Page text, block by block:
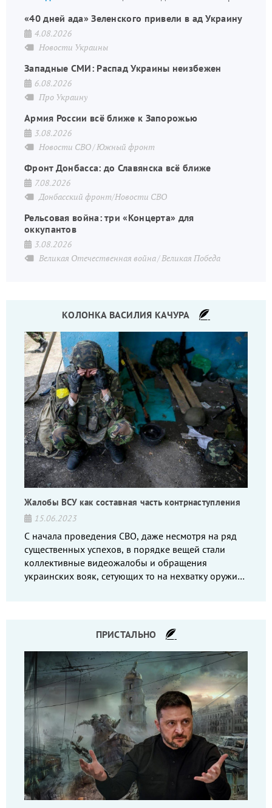
«40 дней ада» Зеленского привели в ад Украину
4.08.2026
Новости Украины
Западные СМИ: Распад Украины неизбежен
6.08.2026
Про Украину
Армия России всё ближе к Запорожью
3.08.2026
Новости СВО Южный фронт
Фронт Донбасса: до Славянска всё ближе
7.08.2026
Донбасский фронт/Новости СВО
Рельсовая война: три «Концерта» для
оккупантов
3.08.2026
Великая Отечественная война Великая Победа
КОЛОНКА ВАСИЛИЯ КАЧУРА
Жалобы ВСУ как составная часть контрнаступления
15.06.2023
С начала проведения СВО, даже несмотря на ряд
существенных успехов, в порядке вещей стали
коллективные видеожалобы и обращения
украинских вояк, сетующих то на нехватку оружия,
ПРИСТАЛЬНО